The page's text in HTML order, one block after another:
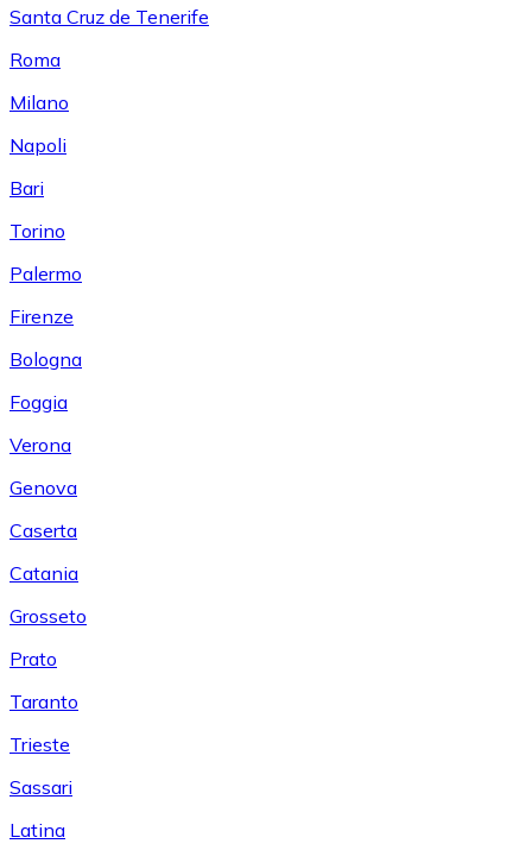
Santa Cruz de Tenerife
Roma
Milano
Napoli
Bari
Torino
Palermo
Firenze
Bologna
Foggia
Verona
Genova
Caserta
Catania
Grosseto
Prato
Taranto
Trieste
Sassari
Latina